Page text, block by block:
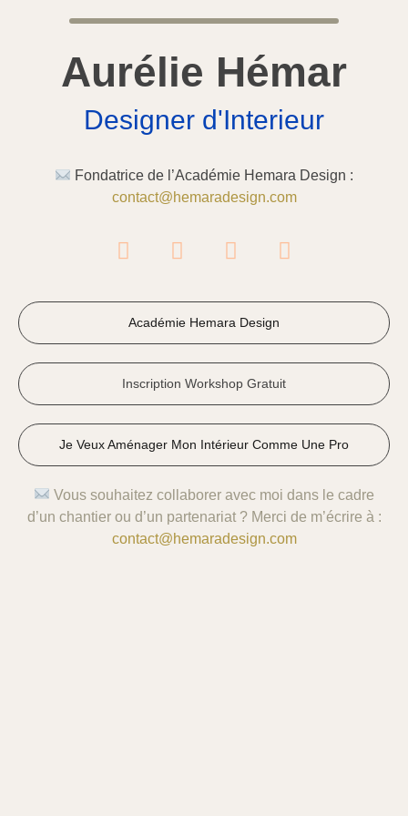
Aurélie Hémar
Designer d'Interieur
Fondatrice de l’Académie Hemara Design :
contact@hemaradesign.com
Académie Hemara Design
Inscription Workshop Gratuit
Je Veux Aménager Mon Intérieur Comme Une Pro
Vous souhaitez collaborer avec moi dans le cadre
d’un chantier ou d’un partenariat ? Merci de m’écrire à :
contact@hemaradesign.com